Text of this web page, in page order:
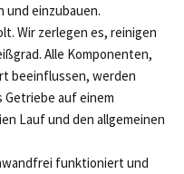
und einzubauen.
Wir zerlegen es, reinigen
Alle Komponenten,
beeinflussen, werden
auf einem
Lauf und den allgemeinen
funktioniert und